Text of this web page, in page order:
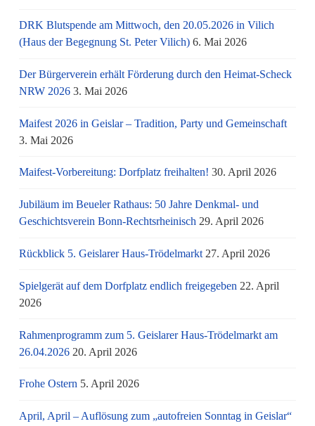
DRK Blutspende am Mittwoch, den 20.05.2026 in Vilich
(Haus der Begegnung St. Peter Vilich) 6. Mai 2026
Der Bürgerverein erhält Förderung durch den Heimat-Scheck
NRW 2026 3. Mai 2026
Maifest 2026 in Geislar – Tradition, Party und Gemeinschaft
3. Mai 2026
Maifest-Vorbereitung: Dorfplatz freihalten! 30. April 2026
Jubiläum im Beueler Rathaus: 50 Jahre Denkmal- und
Geschichtsverein Bonn-Rechtsrheinisch 29. April 2026
Rückblick 5. Geislarer Haus-Trödelmarkt 27. April 2026
Spielgerät auf dem Dorfplatz endlich freigegeben 22. April
2026
Rahmenprogramm zum 5. Geislarer Haus-Trödelmarkt am
26.04.2026 20. April 2026
Frohe Ostern 5. April 2026
April, April – Auflösung zum „autofreien Sonntag in Geislar“